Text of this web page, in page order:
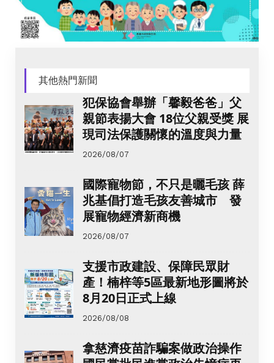
其他熱門新聞
犯保協會舉辦「馨毅爸爸」父
親節表揚大會 18位父親受獎 展
現司法保護關懷的溫度與力量
2026/08/07
國際寵物節，不只是曬毛孩 薛
兆基倡打造毛孩友善城市 發
展寵物經濟新商機
2026/08/07
支援市政建設、保障民眾財
產！楠梓等5區最新地形圖將於
8月20日正式上線
2026/08/08
拿慈濟疫苗詐騙案做政治操作